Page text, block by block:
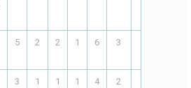
5 2 2 1 6 3
3 1 1 1 4 2